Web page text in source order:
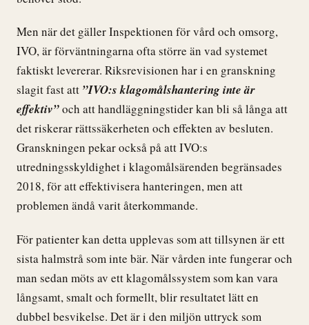
Men när det gäller Inspektionen för vård och omsorg,
IVO, är förväntningarna ofta större än vad systemet
faktiskt levererar. Riksrevisionen har i en granskning
slagit fast att ”IVO:s klagomålshantering inte är
effektiv”och att handläggningstider kan bli så långa att
det riskerar rättssäkerheten och effekten av besluten.
Granskningen pekar också på att IVO:s
utredningsskyldighet i klagomålsärenden begränsades
2018, för att effektivisera hanteringen, men att
problemen ändå varit återkommande.
För patienter kan detta upplevas som att tillsynen är ett
sista halmstrå som inte bär. När vården inte fungerar och
man sedan möts av ett klagomålssystem som kan vara
långsamt, smalt och formellt, blir resultatet lätt en
dubbel besvikelse. Det är i den miljön uttryck som